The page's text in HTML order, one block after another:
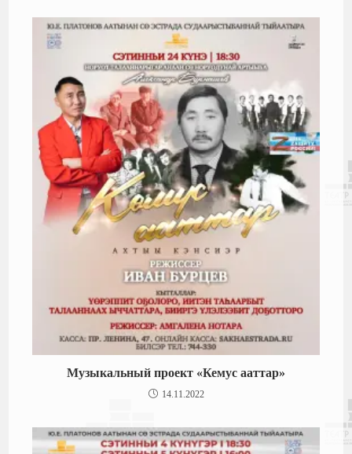
Музыкальный проект «Кемус ааттар»
14.11.2022